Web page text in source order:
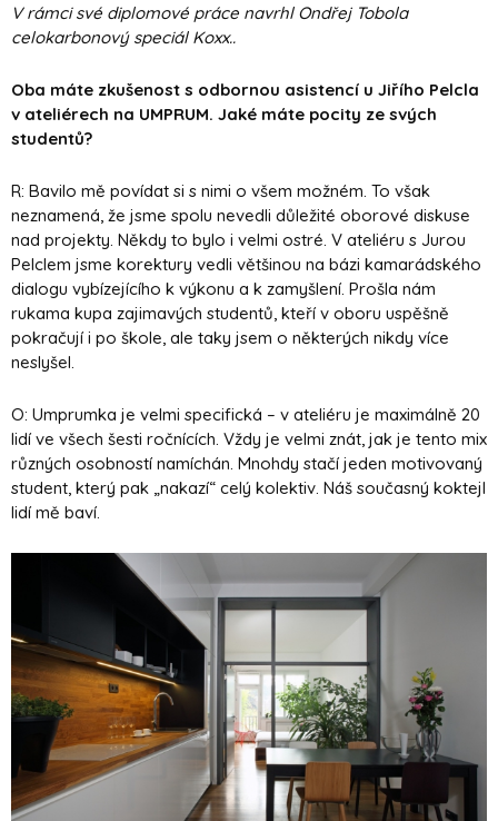
V rámci své diplomové práce navrhl Ondřej Tobola
celokarbonový speciál Koxx..
Oba máte zkušenost s odbornou asistencí u Jiřího Pelcla
v ateliérech na UMPRUM. Jaké máte pocity ze svých
studentů?
R: Bavilo mě povídat si s nimi o všem možném. To však
neznamená, že jsme spolu nevedli důležité oborové diskuse
nad projekty. Někdy to bylo i velmi ostré. V ateliéru s Jurou
Pelclem jsme korektury vedli většinou na bázi kamarádského
dialogu vybízejícího k výkonu a k zamyšlení. Prošla nám
rukama kupa zajimavých studentů, kteří v oboru uspěšně
pokračují i po škole, ale taky jsem o některých nikdy více
neslyšel.
O: Umprumka je velmi specifická – v ateliéru je maximálně 20
lidí ve všech šesti ročnících. Vždy je velmi znát, jak je tento mix
různých osobností namíchán. Mnohdy stačí jeden motivovaný
student, který pak „nakazí“ celý kolektiv. Náš současný koktejl
lidí mě baví.